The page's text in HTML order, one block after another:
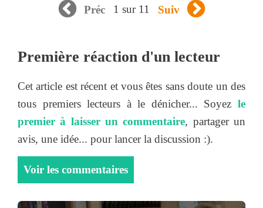
Préc 1 sur 11 Suiv
Première réaction d'un lecteur
Cet article est récent et vous êtes sans doute un des
tous premiers lecteurs à le dénicher... Soyez le
premier à laisser un commentaire, partager un
avis, une idée... pour lancer la discussion :).
Voir les commentaires